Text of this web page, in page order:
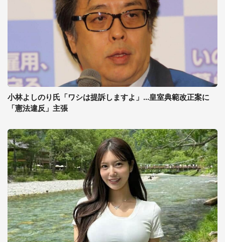
小林よしのり氏「ワシは提訴しますよ」...皇室典範改正案に
「憲法違反」主張